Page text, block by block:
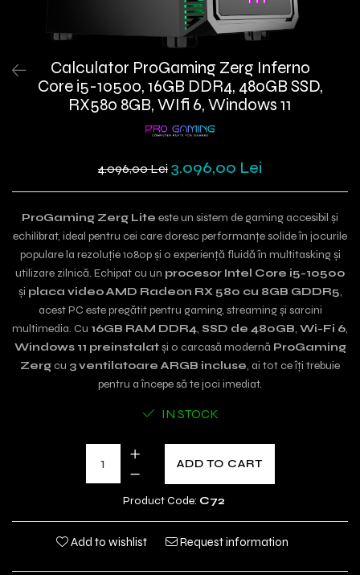
Calculator ProGaming Zerg Inferno
Core i5-10500, 16GB DDR4, 480GB SSD,
RX580 8GB, WIfi 6, Windows 11
4.096,00 Lei 3.096,00 Lei
ProGaming Zerg Lite este un sistem de gaming accesibil și
echilibrat, ideal pentru cei care doresc performanțe solide în jocurile
populare la rezoluție 1080p și o experiență fluidă în multitasking și
utilizare zilnică. Echipat cu un procesor Intel Core i5-10500
și placa video AMD Radeon RX 580 cu 8GB GDDR5,
acest PC este pregătit pentru gaming, streaming și sarcini
multimedia. Cu 16GB RAM DDR4, SSD de 480GB, Wi-Fi 6,
Windows 11 preinstalatși o carcasă modernă ProGaming
Zerg cu 3 ventilatoare ARGB incluse, ai tot ce îți trebuie
pentru a începe să te joci imediat.
IN STOCK
ADD TO CART
Product Code: C72
Add to wishlist Request information